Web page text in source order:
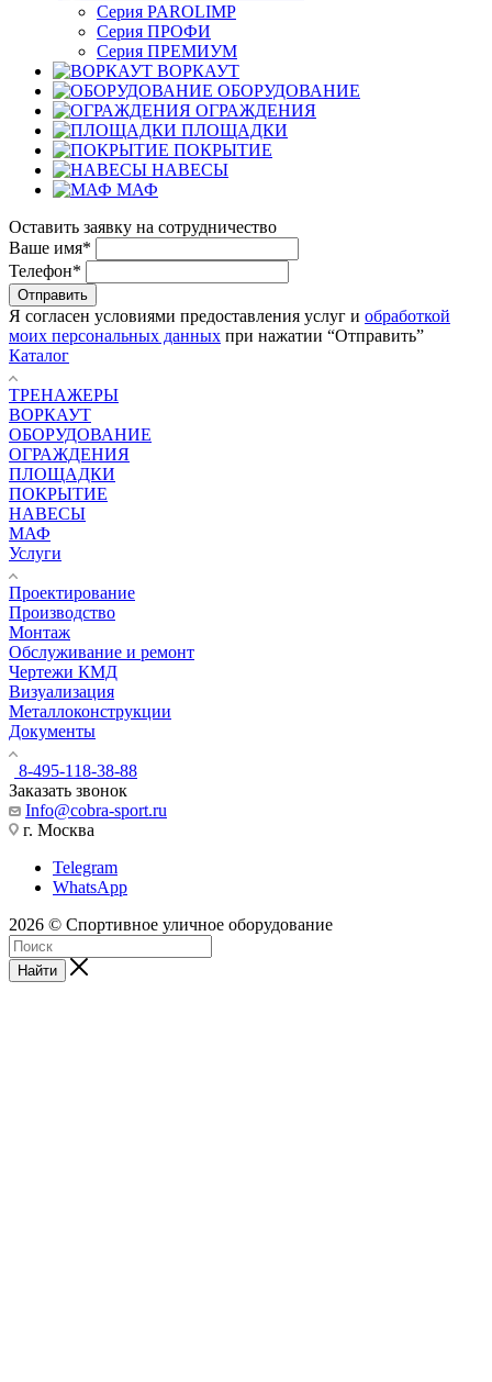
Серия PAROLIMP
Серия ПРОФИ
Серия ПРЕМИУМ
ВОРКАУТ
ОБОРУДОВАНИЕ
ОГРАЖДЕНИЯ
ПЛОЩАДКИ
ПОКРЫТИЕ
НАВЕСЫ
МАФ
Оставить заявку на сотрудничество
Ваше имя*
Телефон*
Я согласен условиями предоставления услуг и обработкой
моих персональных данных при нажатии “Отправить”
Каталог
ТРЕНАЖЕРЫ
ВОРКАУТ
ОБОРУДОВАНИЕ
ОГРАЖДЕНИЯ
ПЛОЩАДКИ
ПОКРЫТИЕ
НАВЕСЫ
МАФ
Услуги
Проектирование
Производство
Монтаж
Обслуживание и ремонт
Чертежи КМД
Визуализация
Металлоконструкции
Документы
8-495-118-38-88
Заказать звонок
Info@cobra-sport.ru
г. Москва
Telegram
WhatsApp
2026 © Спортивное уличное оборудование
Найти